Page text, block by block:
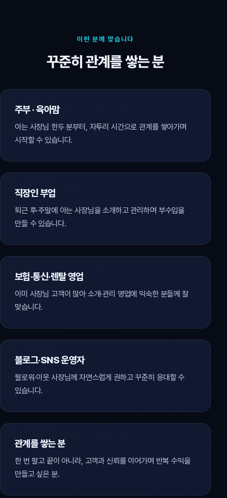
이런 분께 맞습니다
꾸준히 관계를 쌓는 분
주부 · 육아맘
아는 사장님 한두 분부터, 자투리 시간으로 관계를 쌓아가며
시작할 수 있습니다.
직장인 부업
퇴근 후·주말에 아는 사장님을 소개하고 관리하며 부수입을
만들 수 있습니다.
보험·통신·렌탈 영업
이미 사장님 고객이 많아 소개·관리 영업에 익숙한 분들께 잘
맞습니다.
블로그·SNS 운영자
팔로워·이웃 사장님께 자연스럽게 권하고 꾸준히 응대할 수
있습니다.
관계를 쌓는 분
한 번 팔고 끝이 아니라, 고객과 신뢰를 이어가며 반복 수익을
만들고 싶은 분.